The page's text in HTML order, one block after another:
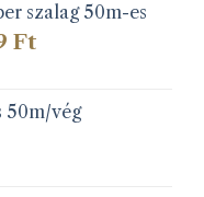
szalag 50m-es
FtÁrtartomány:
279 Ft
50m/vég